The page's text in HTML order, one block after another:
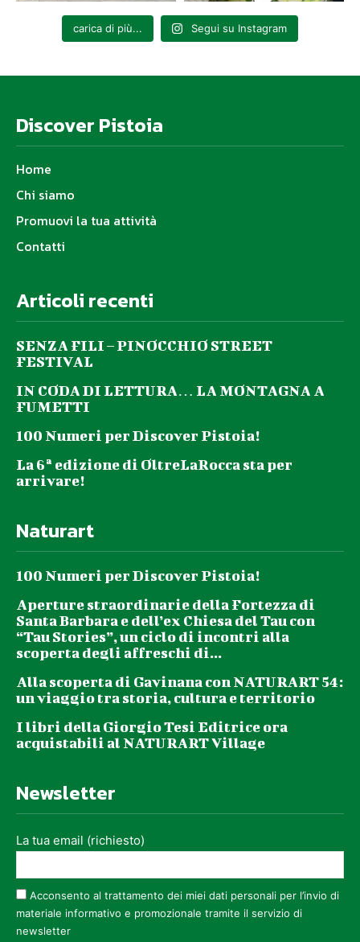
carica di più... Segui su Instagram
Discover Pistoia
Home
Chi siamo
Promuovi la tua attività
Contatti
Articoli recenti
SENZA FILI – PINOCCHIO STREET
FESTIVAL
IN CODA DI LETTURA… LA MONTAGNA A
FUMETTI
100 Numeri per Discover Pistoia!
La 6ª edizione di OltreLaRocca sta per
arrivare!
Naturart
100 Numeri per Discover Pistoia!
Aperture straordinarie della Fortezza di
Santa Barbara e dell’ex Chiesa del Tau con
“Tau Stories”, un ciclo di incontri alla
scoperta degli affreschi di...
Alla scoperta di Gavinana con NATURART 54:
un viaggio tra storia, cultura e territorio
I libri della Giorgio Tesi Editrice ora
acquistabili al NATURART Village
Newsletter
La tua email (richiesto)
Acconsento al trattamento dei miei dati personali per l’invio di
materiale informativo e promozionale tramite il servizio di
newsletter